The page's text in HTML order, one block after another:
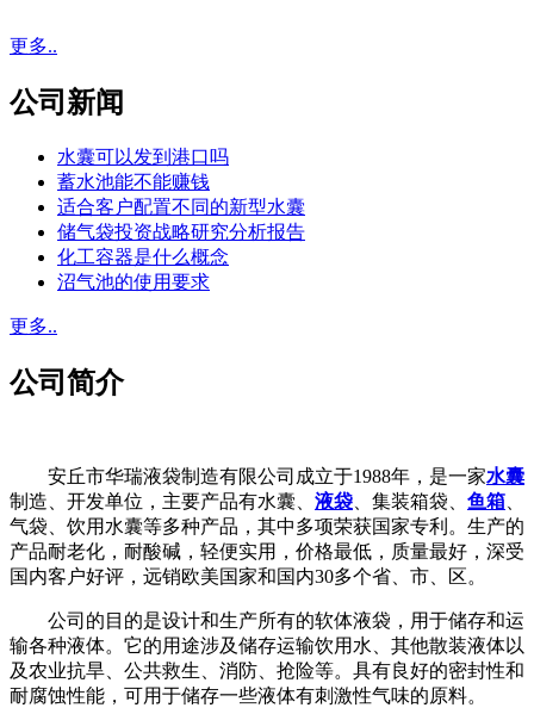
更多..
公司新闻
水囊可以发到港口吗
蓄水池能不能赚钱
适合客户配置不同的新型水囊
储气袋投资战略研究分析报告
化工容器是什么概念
沼气池的使用要求
更多..
公司简介
安丘市华瑞液袋制造有限公司成立于1988年，是一家水囊
制造、开发单位，主要产品有水囊、 液袋、集装箱袋、 鱼箱、
气袋、饮用水囊等多种产品，其中多项荣获国家专利。生产的
产品耐老化，耐酸碱，轻便实用，价格最低，质量最好，深受
国内客户好评，远销欧美国家和国内30多个省、市、区。
公司的目的是设计和生产所有的软体液袋，用于储存和运
输各种液体。它的用途涉及储存运输饮用水、其他散装液体以
及农业抗旱、公共救生、消防、抢险等。具有良好的密封性和
耐腐蚀性能，可用于储存一些液体有刺激性气味的原料。